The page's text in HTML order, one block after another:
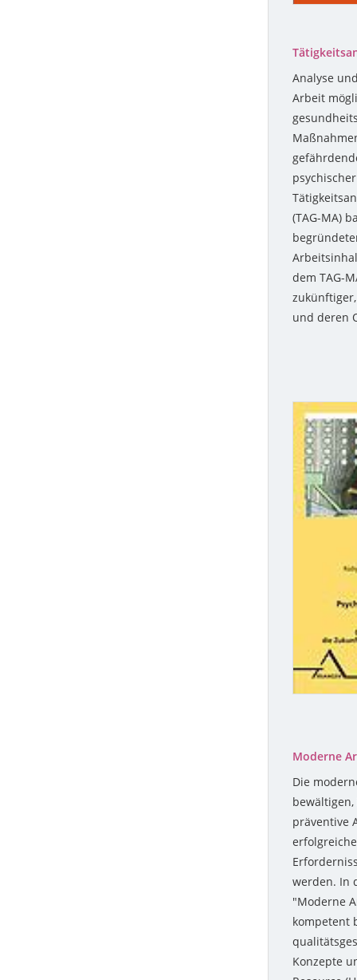
Analyse
Arbeit
(TAG-MA)
dem TAG-
und deren
Moderne
Die
präventive
werden. In
"Moderne
kompetent
Konzepte